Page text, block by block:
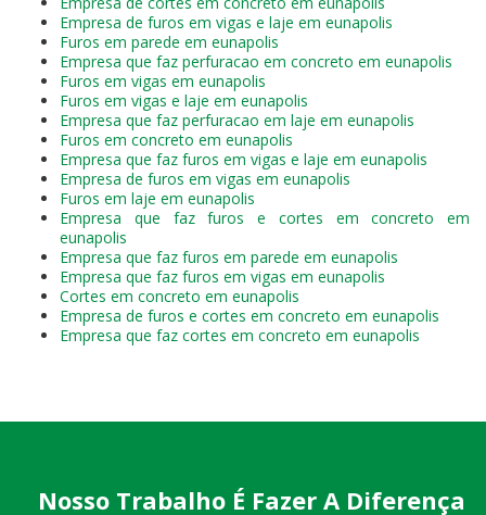
Empresa de furos em vigas e laje em eunapolis
Furos em parede em eunapolis
Empresa que faz perfuracao em concreto em eunapolis
Furos em vigas em eunapolis
Furos em vigas e laje em eunapolis
Empresa que faz perfuracao em laje em eunapolis
Furos em concreto em eunapolis
Empresa que faz furos em vigas e laje em eunapolis
Empresa de furos em vigas em eunapolis
Furos em laje em eunapolis
Empresa que faz furos e cortes em concreto em
eunapolis
Empresa que faz furos em parede em eunapolis
Empresa que faz furos em vigas em eunapolis
Cortes em concreto em eunapolis
Empresa de furos e cortes em concreto em eunapolis
Empresa que faz cortes em concreto em eunapolis
Nosso Trabalho É Fazer A Diferença